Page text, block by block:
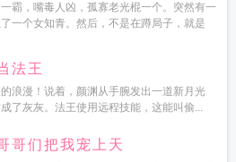
霸，嘴毒人凶，孤寡老光棍一个。突然有一
一个女知青。然后，不是在蹲局子，就是
法王
浪漫！说着，颜渊从手腕发出一道新月光
了灰灰。法王使用远程技能，这能叫偷...
哥们把我宠上天